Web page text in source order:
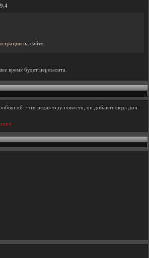
на сайте.
время будет перезалита.
об этом редактору новости, он добавит сюда доп.